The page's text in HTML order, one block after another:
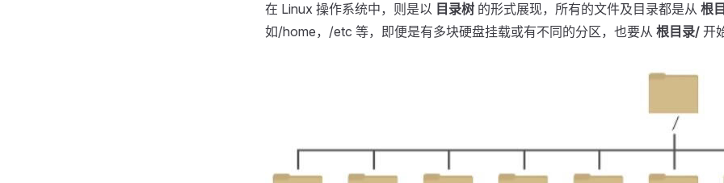
在 Linux 操作系统中，则是以 目录树 的形式展现，所有的文件及目录都是从 根
如/home，/etc 等，即便是有多块硬盘挂载或有不同的分区，也要从 根目录/ 开